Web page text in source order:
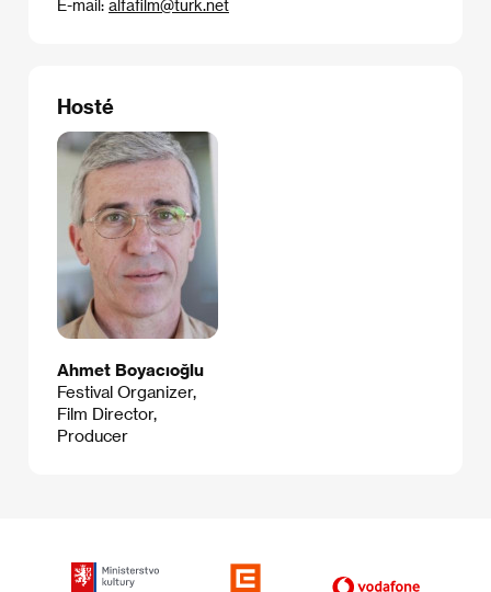
E-mail: alfafilm@turk.net
Hosté
Ahmet Boyacıoğlu
Festival Organizer,
Film Director,
Producer